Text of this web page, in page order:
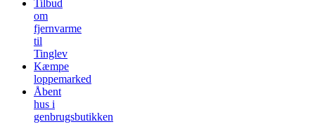
Tilbud
om
fjernvarme
til
Tinglev
Kæmpe
loppemarked
Åbent
hus i
genbrugsbutikken